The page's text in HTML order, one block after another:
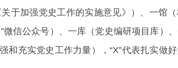
于加强党史工作的实施意见》）、一馆
信公众号）、一库（党史编研项目库）
充实党史工作力量），“X”代表扎实做